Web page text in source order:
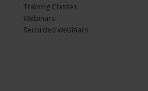
Training Classes
Webinars
Recorded webinars